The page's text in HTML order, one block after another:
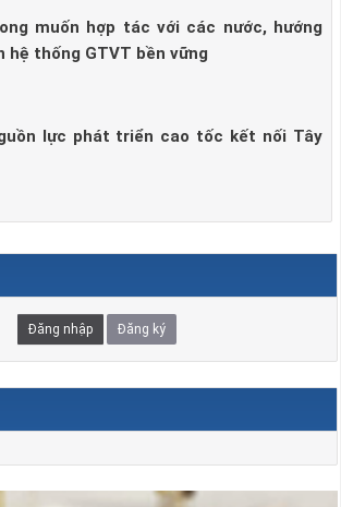
muốn hợp tác với các nước, hướng
thống GTVT bền vững
lực phát triển cao tốc kết nối Tây
Đăng nhập Đăng ký